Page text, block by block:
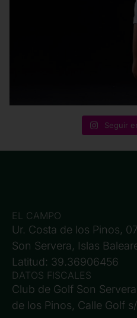
Seguir
EL CAMPO
Ur. Costa de los Pinos,
Son Servera, Islas
Latitud: 39.36906456
DATOS FISCALES
Club de Golf Son
de los Pinos, Calle Golf